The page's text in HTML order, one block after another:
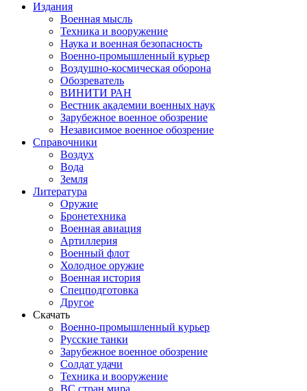
Издания
Военная мысль
Техника и вооружение
Наука и военная безопасность
Военно-промышленный курьер
Воздушно-космическая оборона
Обозреватель
ВИНИТИ РАН
Вестник академии военных наук
Зарубежное военное обозрение
Независимое военное обозрение
Справочники
Воздух
Вода
Земля
Литература
Оружие
Бронетехника
Военная авиация
Артиллерия
Военный флот
Холодное оружие
Военная история
Спецподготовка
Другое
Скачать
Военно-промышленный курьер
Русские танки
Зарубежное военное обозрение
Солдат удачи
Техника и вооружение
ВС стран мира